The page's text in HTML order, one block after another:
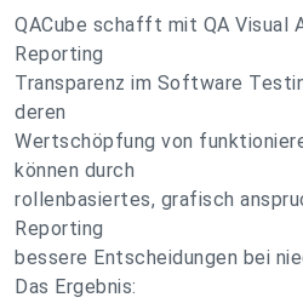
QACube schafft mit QA Visual
Reporting
Transparenz im Software
deren
Wertschöpfung von
können durch
rollenbasiertes, grafisch
Reporting
bessere Entscheidungen bei
Das Ergebnis: